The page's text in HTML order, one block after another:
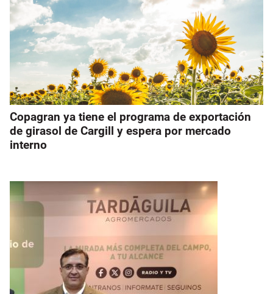
Copagran ya tiene el programa de exportación
de girasol de Cargill y espera por mercado
interno